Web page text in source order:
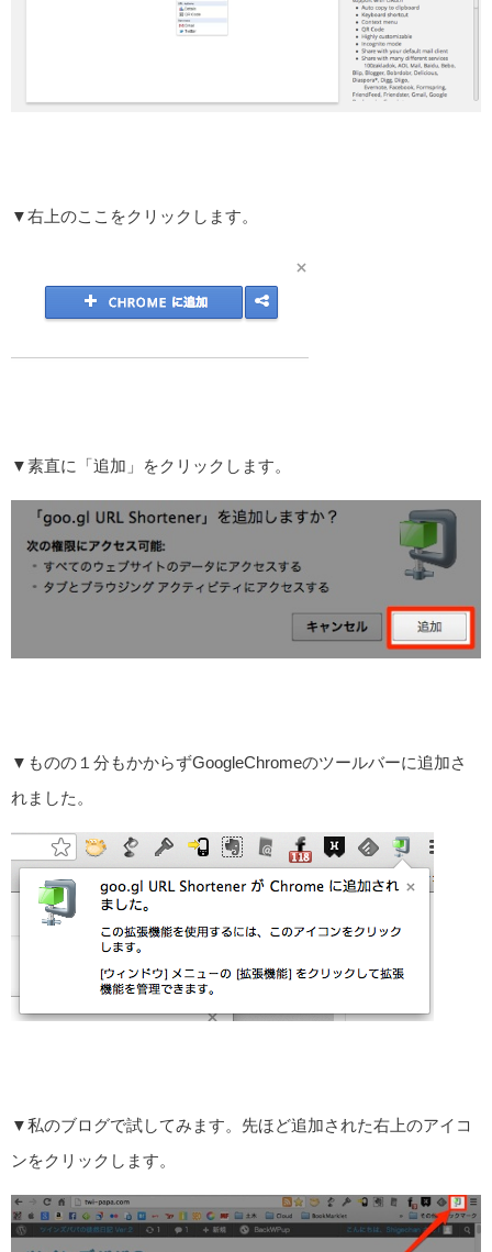
▼右上のここをクリックします。
▼素直に「追加」をクリックします。
▼ものの１分もかからずGoogleChromeのツールバーに追加さ
れました。
▼私のブログで試してみます。先ほど追加された右上のアイコ
ンをクリックします。